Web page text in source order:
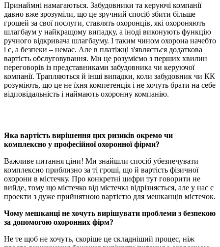
Принаймні намагаються. Забудовники та керуючі компанії
давно вже зрозуміли, що це зручний спосіб збити більше
грошей за свої послуги, ставлять охоронців, які охороняють
шлагбаум у найкращому випадку, а іноді виконують функцію
ручного відкривача шлагбауму. І таким чином охорона начебто
і є, а безпеки – немає. Але в платіжці з'являється додаткова
вартість обслуговування. Ми це розуміємо з перших хвилин
переговорів із представниками забудовника чи керуючої
компанії. Трапляються й інші випадки, коли забудовник чи КК
розуміють, що це не їхня компетенція і не хочуть брати на себе
відповідальність і наймають охоронну компанію.
Яка вартість вирішення цих ризиків окремо чи
комплексно у професійної охоронної фірми?
Важливе питання ціни! Ми знайшли спосіб убезпечувати
комплексно приблизно за ті гроші, що й вартість фізичної
охорони в містечку. Про конкретні цифри тут говорити не
вийде, тому що містечко від містечка відрізняється, але у нас є
проекти з дуже прийнятною вартістю для мешканців містечок.
Чому мешканці не хочуть вирішувати проблеми з безпекою
за допомогою охоронних фірм?
Не те щоб не хочуть, скоріше це складніший процес, ніж